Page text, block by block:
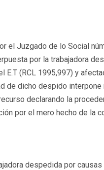
el Juzgado de lo Social
por la trabajadora
(RCL 1995,997) y
de dicho despido
declarando la
por el mero hecho de la
despedida por